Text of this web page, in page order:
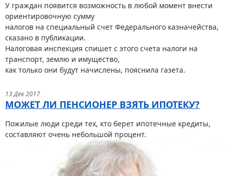
У граждан появится возможность в любой момент внести
ориентировочную сумму
налогов на специальный счет Федерального казначейства,
сказано в публикации.
Налоговая инспекция спишет с этого счета налоги на
транспорт, землю и имущество,
как только они будут начислены, пояснила газета.
13 Дек 2017
МОЖЕТ ЛИ ПЕНСИОНЕР ВЗЯТЬ ИПОТЕКУ?
Пожилые люди среди тех, кто берет ипотечные кредиты,
составляют очень небольшой процент.